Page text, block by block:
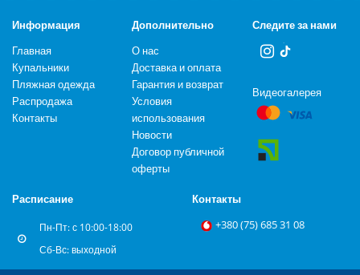
Информация
Главная
Купальники
Пляжная одежда
Распродажа
Контакты
Дополнительно
О нас
Доставка и оплата
Гарантия и возврат
Условия
использования
Новости
Договор публичной
оферты
Следите за нами
Видеогалерея
Расписание
Пн-Пт: с 10:00-18:00
Сб-Вс: выходной
Контакты
+‎380 (75) 685 31 08